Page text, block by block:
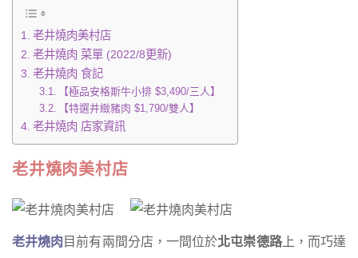
老井燒肉美村店
老井燒肉 菜單 (2022/8更新)
老井燒肉 食記
【極品安格斯牛小排 $3,490/三人】
【特選井緻豬肉 $1,790/雙人】
老井燒肉 店家資訊
老井燒肉美村店
老井燒肉 目前有兩間分店，一間位於北屯崇德路上，而巧達